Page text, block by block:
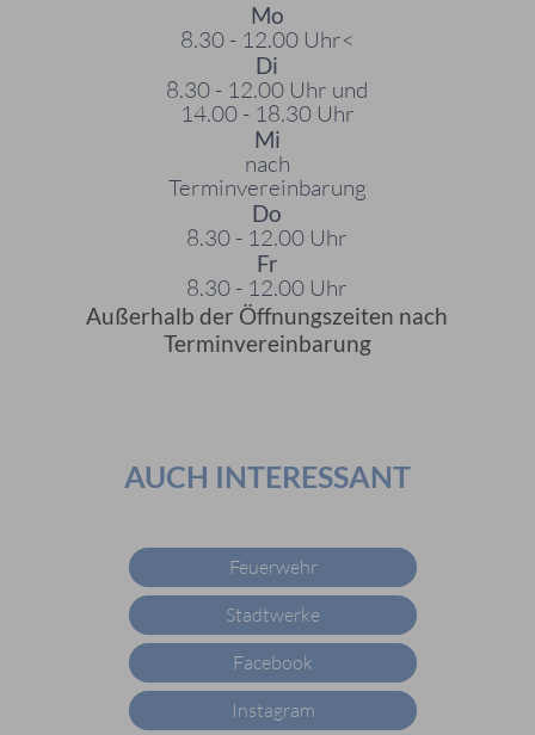
Mo
8.30 - 12.00 Uhr<
Di
8.30 - 12.00 Uhr und
14.00 - 18.30 Uhr
Mi
nach
Terminvereinbarung
Do
8.30 - 12.00 Uhr
Fr
8.30 - 12.00 Uhr
Außerhalb der Öffnungszeiten nach
Terminvereinbarung
AUCH INTERESSANT
Feuerwehr
Stadtwerke
Facebook
Instagram